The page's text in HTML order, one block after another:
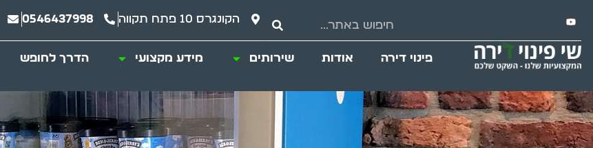
הקונגרס 10 פתח תקווה 0546437998
פינוי דירה אודות שירותים מידע מקצועי הדרך לחופש